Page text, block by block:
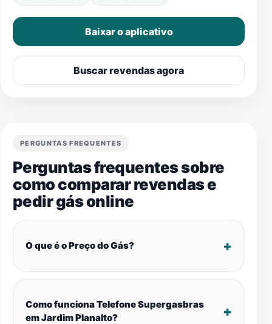
Baixar o aplicativo
Buscar revendas agora
PERGUNTAS FREQUENTES
Perguntas frequentes sobre
como comparar revendas e
pedir gás online
O que é o Preço do Gás?
Como funciona Telefone Supergasbras
em Jardim Planalto?